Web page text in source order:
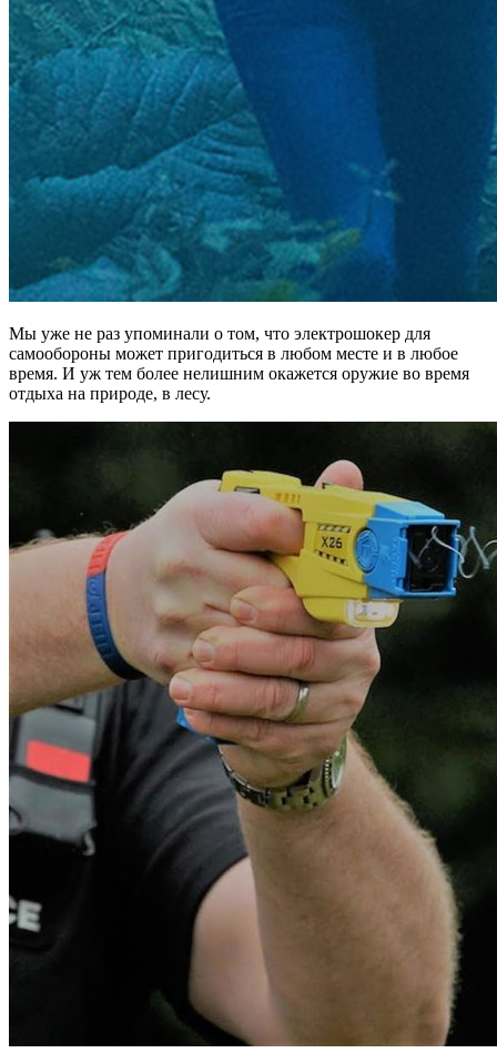
Мы уже не раз упоминали о том, что электрошокер для
самообороны может пригодиться в любом месте и в любое
время. И уж тем более нелишним окажется оружие во время
отдыха на природе, в лесу.